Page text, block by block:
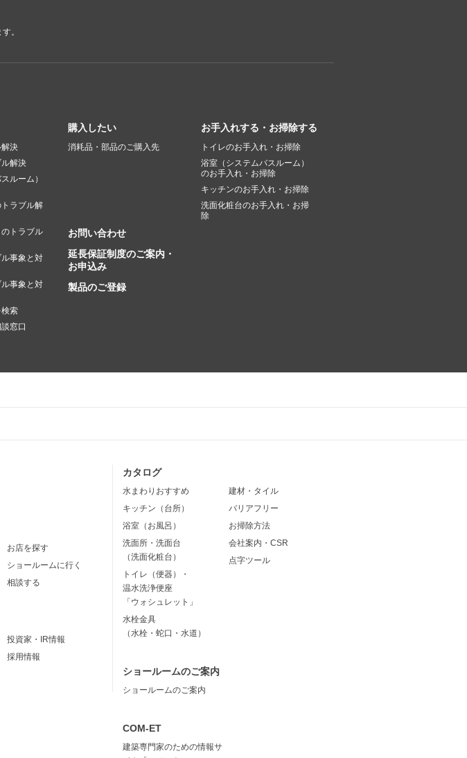
。
解決
解決
ルーム）
ラブル解
トラブル
事象と対
事象と対
索
窓口
購入したい
消耗品・部品のご購入先
お手入れする・お掃除する
トイレのお手入れ・お掃除
浴室（システムバスルーム）
のお手入れ・お掃除
キッチンのお手入れ・お掃除
洗面化粧台のお手入れ・お掃
除
お問い合わせ
延長保証制度のご案内・
お申込み
製品のご登録
お店を探す
ショールームに行く
相談する
投資家・IR情報
採用情報
カタログ
水まわりおすすめ
キッチン（台所）
浴室（お風呂）
洗面所・洗面台
（洗面化粧台）
トイレ（便器）・
温水洗浄便座
「ウォシュレット」
水栓金具
（水栓・蛇口・水道）
建材・タイル
バリアフリー
お掃除方法
会社案内・CSR
点字ツール
ショールームのご案内
ショールームのご案内
COM-ET
建築専門家のための情報サ